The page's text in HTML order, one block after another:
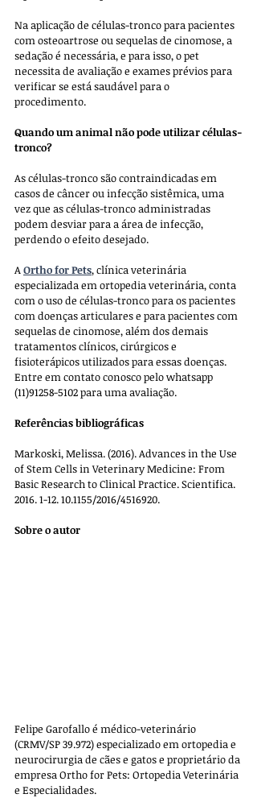
Na aplicação de células-tronco para pacientes
com osteoartrose ou sequelas de cinomose, a
sedação é necessária, e para isso, o pet
necessita de avaliação e exames prévios para
verificar se está saudável para o
procedimento.
Quando um animal não pode utilizar células-
tronco?
As células-tronco são contraindicadas em
casos de câncer ou infecção sistêmica, uma
vez que as células-tronco administradas
podem desviar para a área de infecção,
perdendo o efeito desejado.
A Ortho for Pets, clínica veterinária
especializada em ortopedia veterinária, conta
com o uso de células-tronco para os pacientes
com doenças articulares e para pacientes com
sequelas de cinomose, além dos demais
tratamentos clínicos, cirúrgicos e
fisioterápicos utilizados para essas doenças.
Entre em contato conosco pelo whatsapp
(11)91258-5102 para uma avaliação.
Referências bibliográficas
Markoski, Melissa. (2016). Advances in the Use
of Stem Cells in Veterinary Medicine: From
Basic Research to Clinical Practice. Scientifica.
2016. 1-12. 10.1155/2016/4516920.
Sobre o autor
Felipe Garofallo é médico-veterinário
(CRMV/SP 39.972) especializado em ortopedia e
neurocirurgia de cães e gatos e proprietário da
empresa Ortho for Pets: Ortopedia Veterinária
e Especialidades.